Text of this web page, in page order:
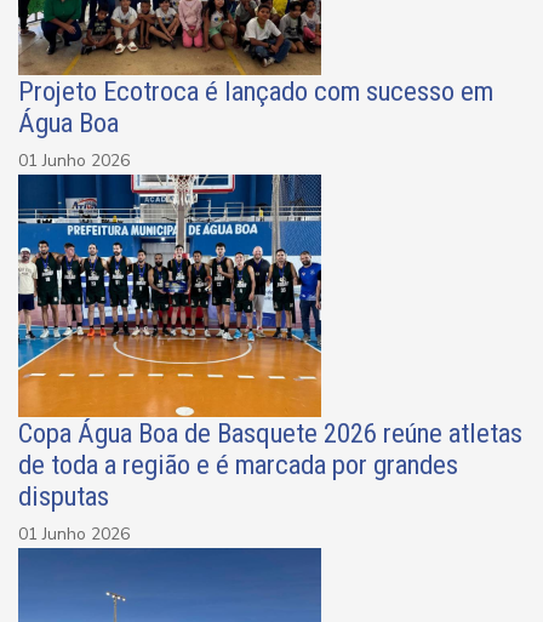
Projeto Ecotroca é lançado com sucesso em
Água Boa
01 Junho 2026
Copa Água Boa de Basquete 2026 reúne atletas
de toda a região e é marcada por grandes
disputas
01 Junho 2026